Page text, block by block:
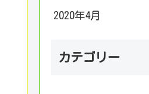
2020年4月
カテゴリー